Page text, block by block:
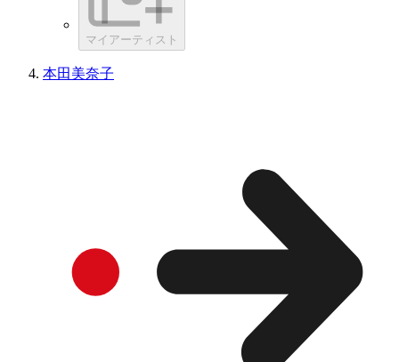
マイアーティスト
本田美奈子